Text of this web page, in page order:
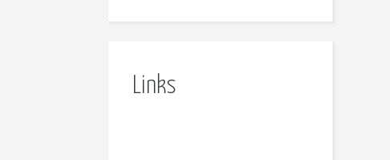
Links